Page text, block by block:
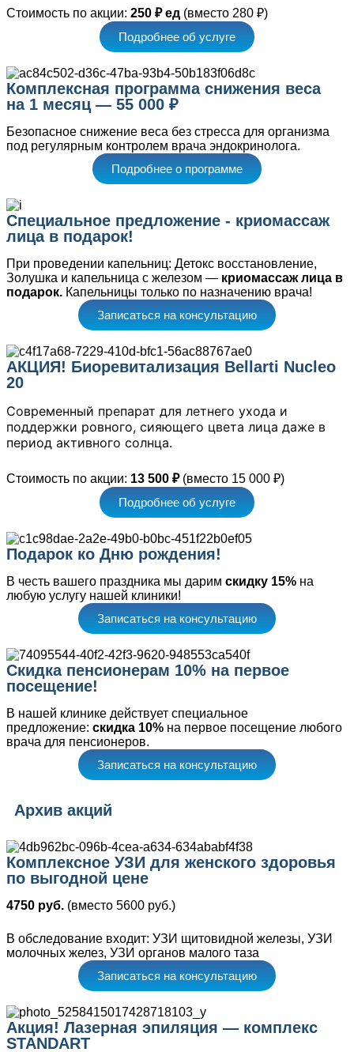
Стоимость по акции: 250 ₽ ед (вместо 280 ₽)
Подробнее об услуге
Комплексная программа снижения веса
на 1 месяц — 55 000 ₽
Безопасное снижение веса без стресса для организма
под регулярным контролем врача эндокринолога.
Подробнее о программе
Специальное предложение - криомассаж
лица в подарок!
При проведении капельниц: Детокс восстановление,
Золушка и капельница с железом — криомассаж лица в
подарок. Капельницы только по назначению врача!
Записаться на консультацию
АКЦИЯ! Биоревитализация Bellarti Nucleo
20
Современный препарат для летнего ухода и
поддержки ровного, сияющего цвета лица даже в
период активного солнца.
Стоимость по акции: 13 500 ₽(вместо 15 000 ₽)
Подробнее об услуге
Подарок ко Дню рождения!
В честь вашего праздника мы дарим скидку 15% на
любую услугу нашей клиники!
Записаться на консультацию
Скидка пенсионерам 10% на первое
посещение!
В нашей клинике действует специальное
предложение: скидка 10% на первое посещение любого
врача для пенсионеров.
Записаться на консультацию
Архив акций
Комплексное УЗИ для женского здоровья
по выгодной цене
4750 руб. (вместо 5600 руб.)
В обследование входит: УЗИ щитовидной железы, УЗИ
молочных желез, УЗИ органов малого таза
Записаться на консультацию
Акция! Лазерная эпиляция — комплекс
STANDART